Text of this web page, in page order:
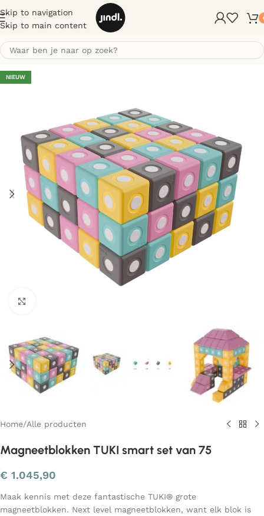
Skip to navigation
Skip to main content
NIEUW
Home/Alle producten
Magneetblokken TUKI smart set van 75
€ 1.045,90
Maak kennis met deze fantastische TUKI® grote
magneetblokken. Next level magneetblokken, want elk blok is